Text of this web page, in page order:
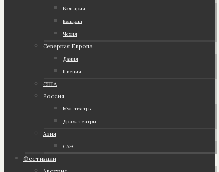
Болгария
Венгрия
Чехия
Северная Европа
Дания
Швеция
США
Россия
Муз. театры
Драм. театры
Азия
ОАЭ
Фестивали